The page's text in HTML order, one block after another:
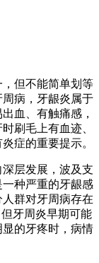
但不能简单划等
病，牙龈炎属于
血、有触痛感，
刷毛上有血迹、
症的重要提示。
层发展，波及支
种严重的牙龈感
群对牙周病存在
牙周炎早期可能
的牙疼时，病情